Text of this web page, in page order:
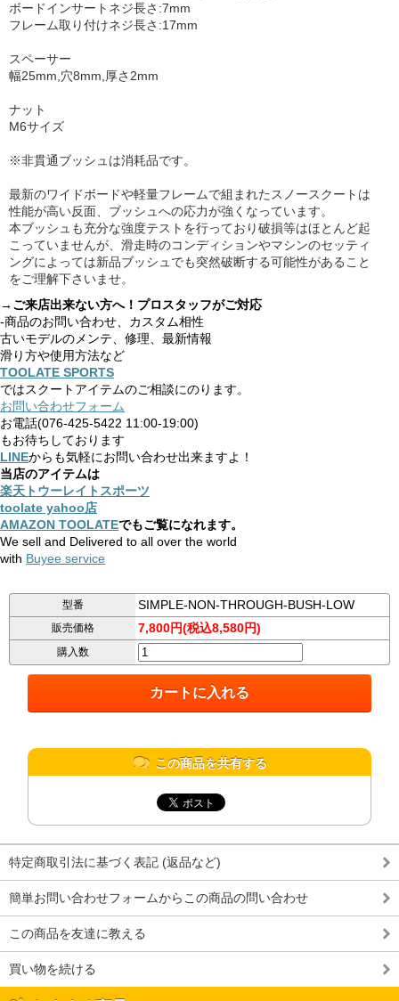
ボードインサートネジ長さ:7mm
フレーム取り付けネジ長さ:17mm
スペーサー
幅25mm,穴8mm,厚さ2mm
ナット
M6サイズ
※非貫通ブッシュは消耗品です。
最新のワイドボードや軽量フレームで組まれたスノースクートは
性能が高い反面、ブッシュへの応力が強くなっています。
本ブッシュも充分な強度テストを行っており破損等はほとんど起
こっていませんが、滑走時のコンディションやマシンのセッティ
ングによっては新品ブッシュでも突然破断する可能性があること
をご理解下さいませ。
→ご来店出来ない方へ！プロスタッフがご対応
-商品のお問い合わせ、カスタム相性
古いモデルのメンテ、修理、最新情報
滑り方や使用方法など
TOOLATE SPORTS
ではスクートアイテムのご相談にのります。
お問い合わせフォーム
お電話(076-425-5422 11:00-19:00)
もお待ちしております
LINEからも気軽にお問い合わせ出来ますよ！
当店のアイテムは
楽天トウーレイトスポーツ
toolate yahoo店
AMAZON TOOLATEでもご覧になれます。
We sell and Delivered to all over the world
with Buyee service
型番 SIMPLE-NON-THROUGH-BUSH-LOW
販売価格 7,800円(税込8,580円)
購入数
この商品を共有する
特定商取引法に基づく表記 (返品など)
簡単お問い合わせフォームからこの商品の問い合わせ
この商品を友達に教える
買い物を続ける